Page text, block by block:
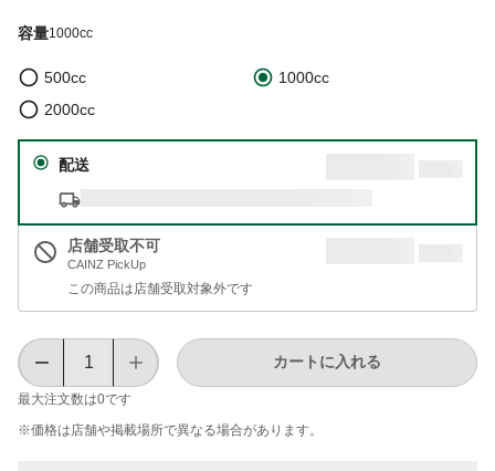
容量1000cc
500cc
1000cc
2000cc
配送
店舗受取不可
CAINZ PickUp
この商品は店舗受取対象外です
最大注文数は0です
カートに入れる
※価格は​店舗や​掲載場所で​異なる​場合が​あります。